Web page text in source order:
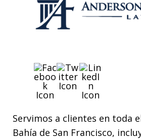
Servimos a clientes en toda
Bahía de San Francisco,